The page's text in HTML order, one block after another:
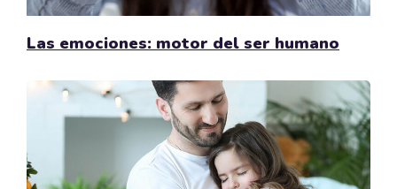
Las emociones: motor del ser humano